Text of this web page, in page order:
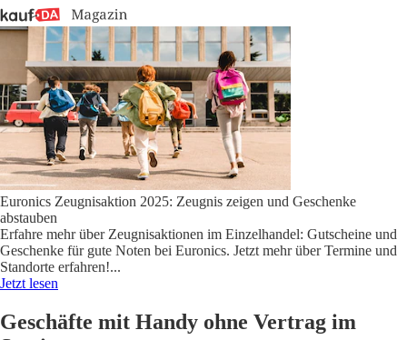
Euronics Zeugnisaktion 2025: Zeugnis zeigen und Geschenke
abstauben
Erfahre mehr über Zeugnisaktionen im Einzelhandel: Gutscheine und
Geschenke für gute Noten bei Euronics. Jetzt mehr über Termine und
Standorte erfahren!...
Jetzt lesen
Geschäfte mit Handy ohne Vertrag im